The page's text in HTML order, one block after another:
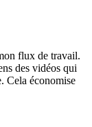
flux de travail.
des vidéos qui
Cela économise